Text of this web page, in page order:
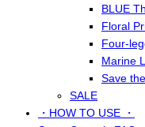
BLUE
Floral
Four-
Marine
Save
SALE
・HOW TO USE ・